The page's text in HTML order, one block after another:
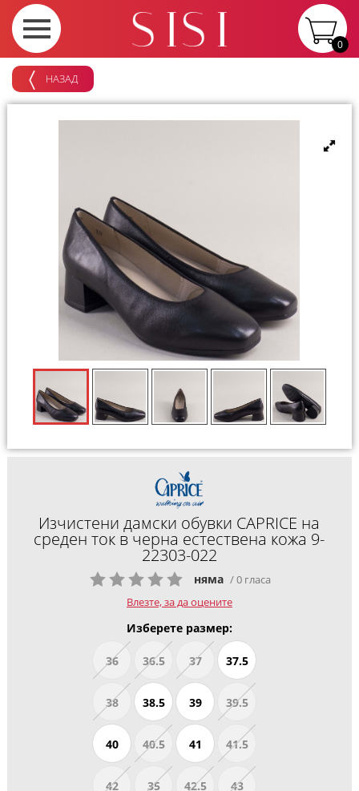
0
НАЗАД
Изчистени дамски обувки CAPRICE на
среден ток в черна естествена кожа 9-
22303-022
няма / 0 гласа
Влезте, за да оцените
Изберете размер:
36 36.5 37 37.5
38 38.5 39 39.5
40 40.5 41 41.5
42 35 42.5 43